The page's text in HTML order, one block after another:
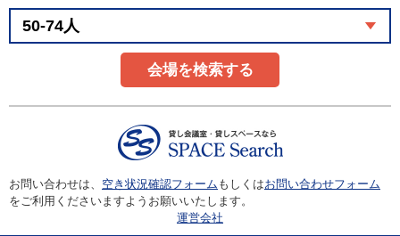
会場を検索する
お問い合わせは、 空き状況確認フォーム もしくはお問い合わせフォーム
をご利用くださいますようお願いいたします。
運営会社